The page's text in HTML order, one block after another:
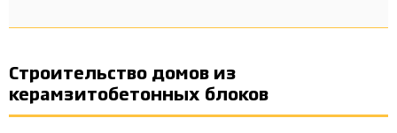
Строительство домов из
керамзитобетонных блоков